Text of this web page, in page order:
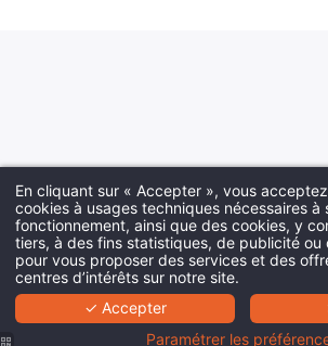
En cliquant sur « Accepter », vous acceptez
cookies à usages techniques nécessaires à
fonctionnement, ainsi que des cookies, y
tiers, à des fins statistiques, de publicité ou
pour vous proposer des services et des
centres d’intérêts sur notre site.
✓ Accepter
Paramétrer les